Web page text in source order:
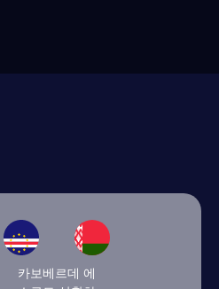
카보베르데 에